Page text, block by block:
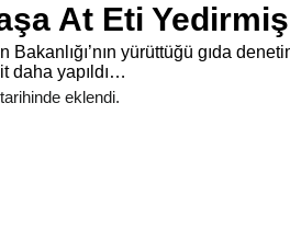
At Eti
Bakanlığı’nın yürüttüğü gıda
daha yapıldı…
eklendi.